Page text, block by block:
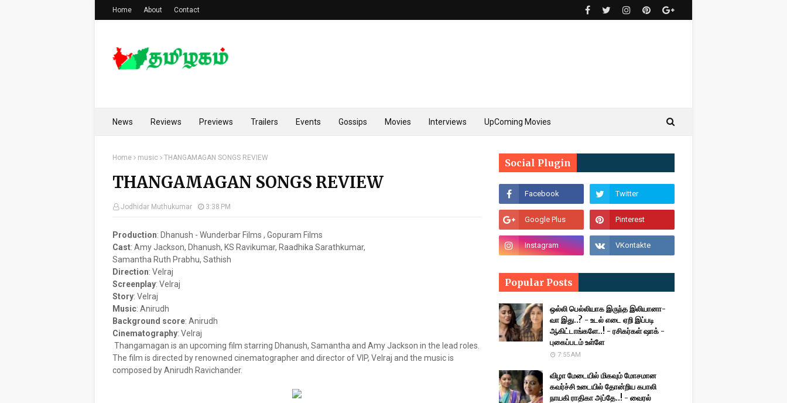
Home About Contact
News Reviews Previews Trailers Events Gossips Movies Interviews UpComing Movies
Home music THANGAMAGAN SONGS REVIEW
THANGAMAGAN SONGS REVIEW
Jodhidar Muthukumar 3:38 PM
Production: Dhanush - Wunderbar Films , Gopuram Films
Cast: Amy Jackson, Dhanush, KS Ravikumar, Raadhika Sarathkumar,
Samantha Ruth Prabhu, Sathish
Direction: Velraj
Screenplay: Velraj
Story: Velraj
Music: Anirudh
Background score: Anirudh
Cinematography: Velraj
Thangamagan is an upcoming film starring Dhanush, Samantha and Amy Jackson in the lead roles.
The film is directed by renowned cinematographer and director of VIP, Velraj and the music is
composed by Anirudh Ravichander.
Social Plugin
Popular Posts
ஒல்லி பெல்லியாக இருந்த இலியானா-
வா இது..? - உடல் எடை ஏறி இப்படி
ஆகிட்டாங்களே..! - ரசிகர்கள் ஷாக் -
புகைப்படம் உள்ளே
7:55 AM
விழா மேடையில் மிகவும் மோசமான
கவர்ச்சி உடையில் தோன்றிய கபாலி
நாயகி ராதிகா அப்தே..! - வைரல்